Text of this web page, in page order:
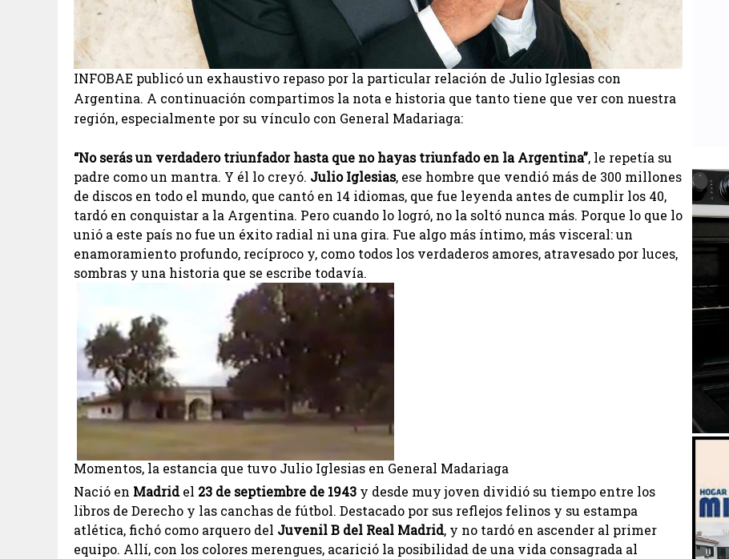
INFOBAE publicó un exhaustivo repaso por la particular relación de Julio Iglesias con
Argentina. A continuación compartimos la nota e historia que tanto tiene que ver con nuestra
región, especialmente por su vínculo con General Madariaga:
“No serás un verdadero triunfador hasta que no hayas triunfado en la Argentina”, le repetía su
padre como un mantra. Y él lo creyó. Julio Iglesias, ese hombre que vendió más de 300 millones
de discos en todo el mundo, que cantó en 14 idiomas, que fue leyenda antes de cumplir los 40,
tardó en conquistar a la Argentina. Pero cuando lo logró, no la soltó nunca más. Porque lo que lo
unió a este país no fue un éxito radial ni una gira. Fue algo más íntimo, más visceral: un
enamoramiento profundo, recíproco y, como todos los verdaderos amores, atravesado por luces,
sombras y una historia que se escribe todavía.
Momentos, la estancia que tuvo Julio Iglesias en General Madariaga
Nació en Madridel 23 de septiembre de 1943 y desde muy joven dividió su tiempo entre los
libros de Derecho y las canchas de fútbol. Destacado por sus reflejos felinos y su estampa
atlética, fichó como arquero del Juvenil B del Real Madrid, y no tardó en ascender al primer
equipo. Allí, con los colores merengues, acarició la posibilidad de una vida consagrada al